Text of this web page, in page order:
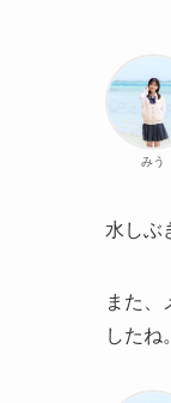
みう
水しぶ
また
したね。